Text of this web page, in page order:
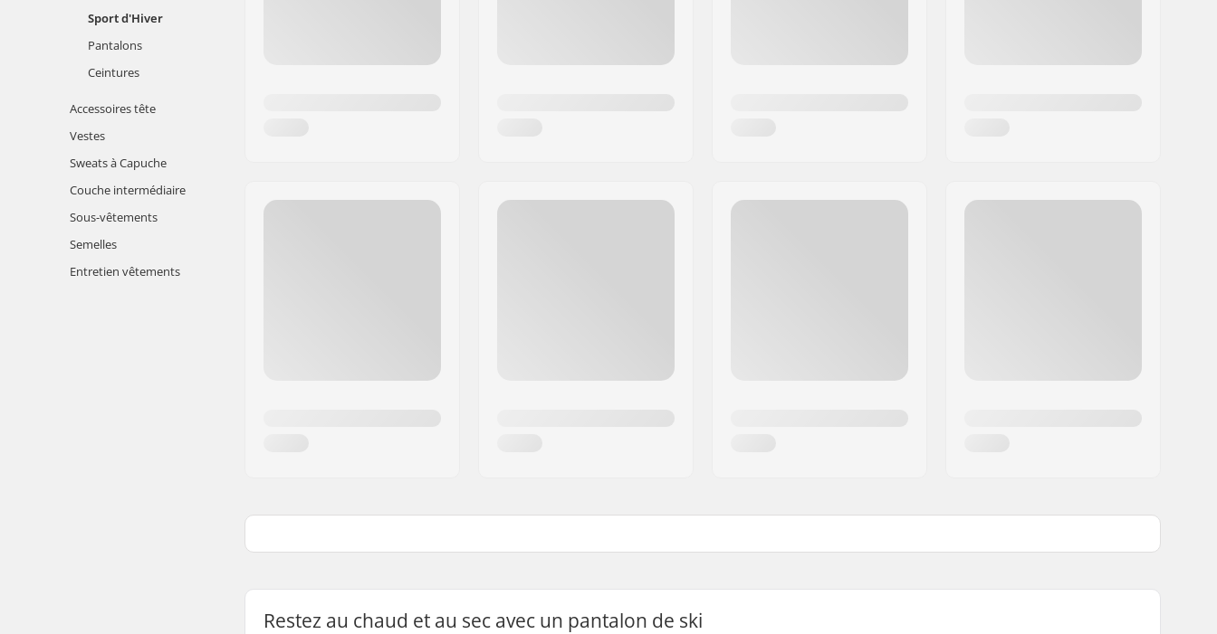
Sport d'Hiver
Pantalons
Ceintures
Accessoires tête
Vestes
Sweats à Capuche
Couche intermédiaire
Sous-vêtements
Semelles
Entretien vêtements
Restez au chaud et au sec avec un pantalon de ski